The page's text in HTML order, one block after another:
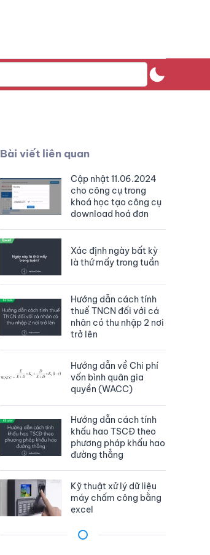
Bài viết liên quan
Cập nhật 11.06.2024
cho công cụ trong
khoá học tạo công cụ
download hoá đơn
Xác định ngày bất kỳ
là thứ mấy trong tuần
Hướng dẫn cách tính
thuế TNCN đối với cá
nhân có thu nhập 2 nơi
trở lên
Hướng dẫn về Chi phí
vốn bình quân gia
quyền (WACC)
Hướng dẫn cách tính
khấu hao TSCĐ theo
phương pháp khấu hao
đường thẳng
Kỹ thuật xử lý dữ liệu
máy chấm công bằng
excel